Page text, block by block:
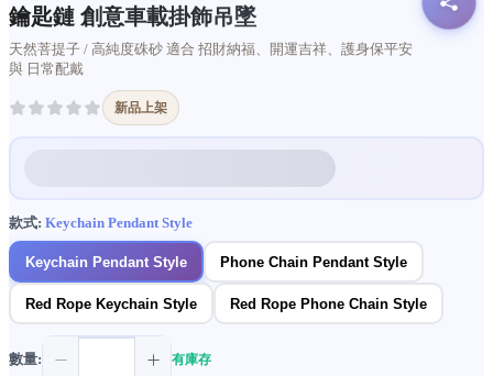
鑰匙鏈 創意車載掛飾吊墜
天然菩提子 / 高純度硃砂 適合 招財納福、開運吉祥、護身保平安
與 日常配戴
新品上架
款式: Keychain Pendant Style
Keychain Pendant Style Phone Chain Pendant Style
Red Rope Keychain Style Red Rope Phone Chain Style
數量: 有庫存